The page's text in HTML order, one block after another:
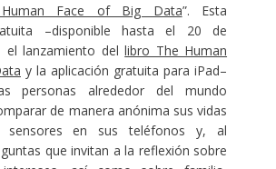
Face of Big Data”. Esta
–disponible hasta el 20 de
el lanzamiento dellibro The Human
y la aplicación gratuita para iPad–
personas alrededor del mundo
de manera anónima sus vidas
en sus teléfonos y, al
que invitan a la reflexión sobre